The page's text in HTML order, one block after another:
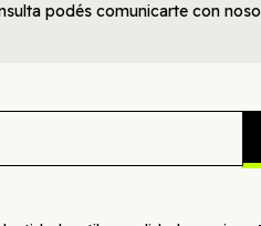
podés comunicarte con